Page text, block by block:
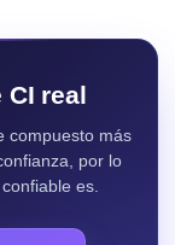
CI real
compuesto más
por lo
es.